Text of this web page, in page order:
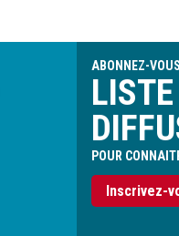
ABONNEZ-
POUR
Inscrivez-